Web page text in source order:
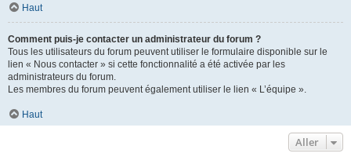
Haut
Comment puis-je contacter un administrateur du forum ?
Tous les utilisateurs du forum peuvent utiliser le formulaire disponible sur le
lien « Nous contacter » si cette fonctionnalité a été activée par les
administrateurs du forum.
Les membres du forum peuvent également utiliser le lien « L’équipe ».
Haut
Aller